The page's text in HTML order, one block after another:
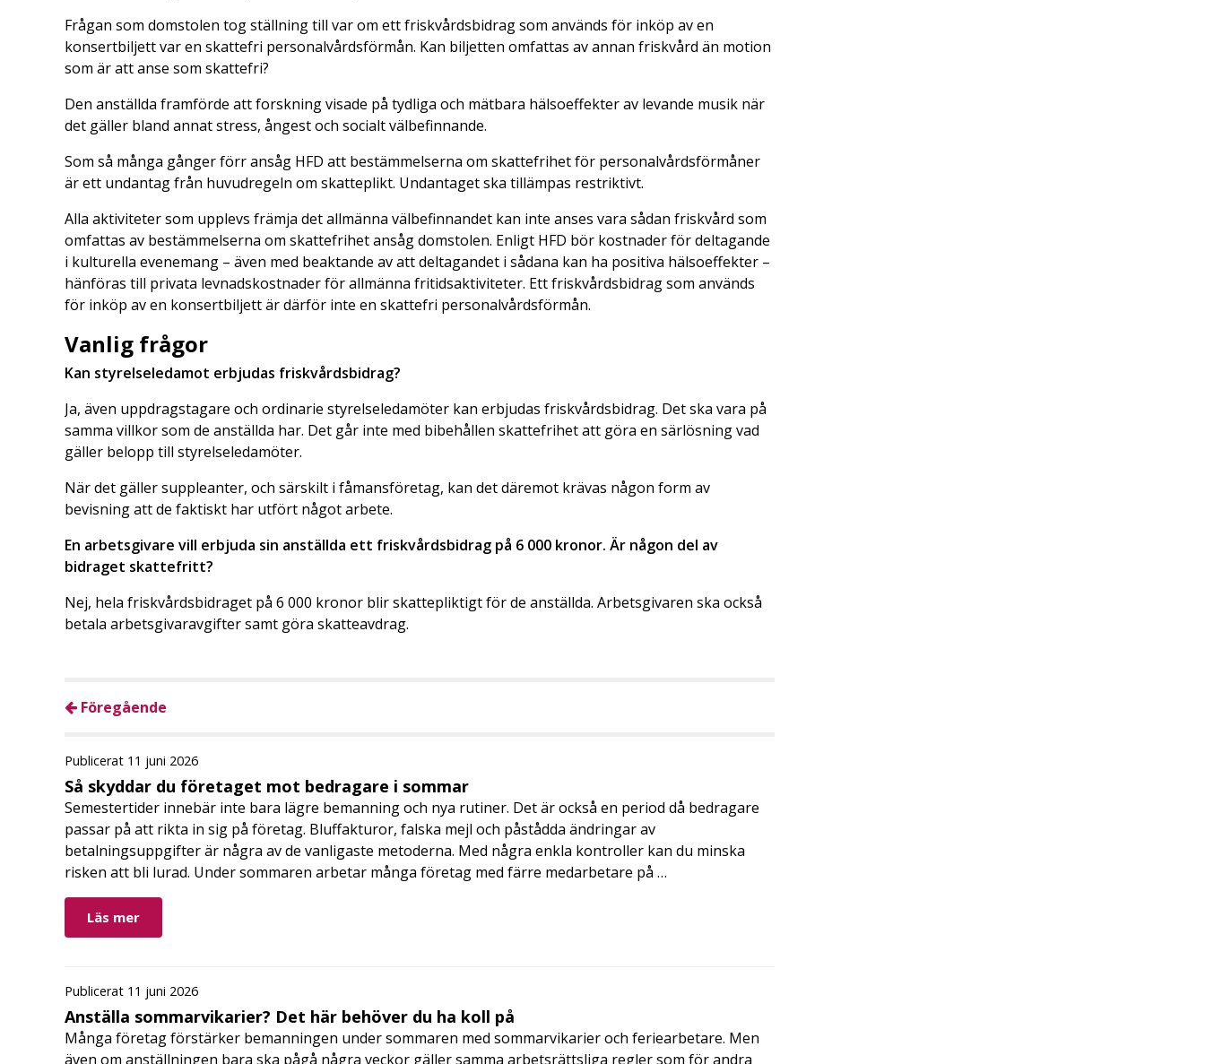
Frågan som domstolen tog ställning till var om ett friskvårdsbidrag som används för inköp av en
konsertbiljett var en skattefri personalvårdsförmån. Kan biljetten omfattas av annan friskvård än motion
som är att anse som skattefri?
Den anställda framförde att forskning visade på tydliga och mätbara hälsoeffekter av levande musik när
det gäller bland annat stress, ångest och socialt välbefinnande.
Som så många gånger förr ansåg HFD att bestämmelserna om skattefrihet för personalvårdsförmåner
är ett undantag från huvudregeln om skatteplikt. Undantaget ska tillämpas restriktivt.
Alla aktiviteter som upplevs främja det allmänna välbefinnandet kan inte anses vara sådan friskvård som
omfattas av bestämmelserna om skattefrihet ansåg domstolen. Enligt HFD bör kostnader för deltagande
i kulturella evenemang – även med beaktande av att deltagandet i sådana kan ha positiva hälsoeffekter –
hänföras till privata levnadskostnader för allmänna fritidsaktiviteter. Ett friskvårdsbidrag som används
för inköp av en konsertbiljett är därför inte en skattefri personalvårdsförmån.
Vanlig frågor
Kan styrelseledamot erbjudas friskvårdsbidrag?
Ja, även uppdragstagare och ordinarie styrelseledamöter kan erbjudas friskvårdsbidrag. Det ska vara på
samma villkor som de anställda har. Det går inte med bibehållen skattefrihet att göra en särlösning vad
gäller belopp till styrelseledamöter.
När det gäller suppleanter, och särskilt i fåmansföretag, kan det däremot krävas någon form av
bevisning att de faktiskt har utfört något arbete.
En arbetsgivare vill erbjuda sin anställda ett friskvårdsbidrag på 6 000 kronor. Är någon del av
bidraget skattefritt?
Nej, hela friskvårdsbidraget på 6 000 kronor blir skattepliktigt för de anställda. Arbetsgivaren ska också
betala arbetsgivaravgifter samt göra skatteavdrag.
Föregående
Publicerat 11 juni 2026
Så skyddar du företaget mot bedragare i sommar
Semestertider innebär inte bara lägre bemanning och nya rutiner. Det är också en period då bedragare
passar på att rikta in sig på företag. Bluffakturor, falska mejl och påstådda ändringar av
betalningsuppgifter är några av de vanligaste metoderna. Med några enkla kontroller kan du minska
risken att bli lurad. Under sommaren arbetar många företag med färre medarbetare på …
Läs mer
Publicerat 11 juni 2026
Anställa sommarvikarier? Det här behöver du ha koll på
Många företag förstärker bemanningen under sommaren med sommarvikarier och feriearbetare. Men
även om anställningen bara ska pågå några veckor gäller samma arbetsrättsliga regler som för andra